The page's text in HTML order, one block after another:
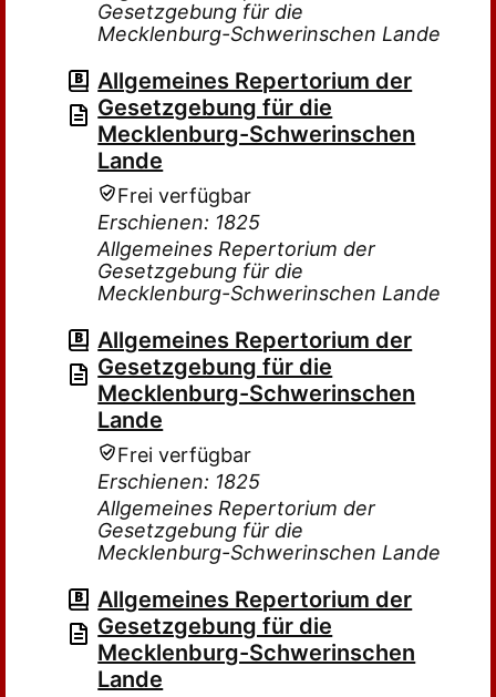
Gesetzgebung für die
Mecklenburg-Schwerinschen Lande
Allgemeines Repertorium der
Gesetzgebung für die
Mecklenburg-Schwerinschen
Lande
Frei verfügbar
Erschienen: 1825
Allgemeines Repertorium der
Gesetzgebung für die
Mecklenburg-Schwerinschen Lande
Allgemeines Repertorium der
Gesetzgebung für die
Mecklenburg-Schwerinschen
Lande
Frei verfügbar
Erschienen: 1825
Allgemeines Repertorium der
Gesetzgebung für die
Mecklenburg-Schwerinschen Lande
Allgemeines Repertorium der
Gesetzgebung für die
Mecklenburg-Schwerinschen
Lande